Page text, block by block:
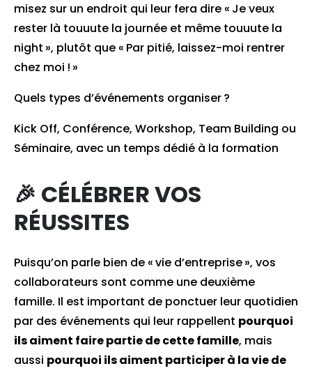
misez sur un endroit qui leur fera dire « Je veux
rester là touuute la journée et même touuute la
night », plutôt que « Par pitié, laissez-moi rentrer
chez moi ! »
Quels types d’événements organiser ?
Kick Off, Conférence, Workshop, Team Building ou
Séminaire, avec un temps dédié à la formation
🎉 CÉLÉBRER VOS
RÉUSSITES
Puisqu’on parle bien de « vie d’entreprise », vos
collaborateurs sont comme une deuxième
famille. Il est important de ponctuer leur quotidien
par des événements qui leur rappellent pourquoi
ils aiment faire partie de cette famille, mais
aussi pourquoi ils aiment participer à la vie de